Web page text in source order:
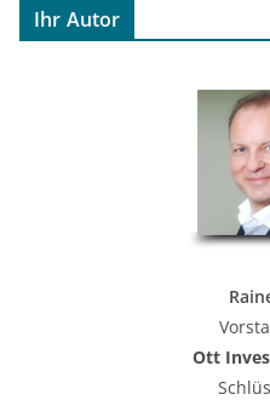
Ihr Autor
Ott